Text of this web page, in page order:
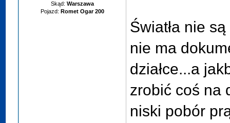
Skąd: Warszawa
Pojazd: Romet Ogar 200
Światła nie
nie ma
działce...a
zrobić coś na
niski pobór